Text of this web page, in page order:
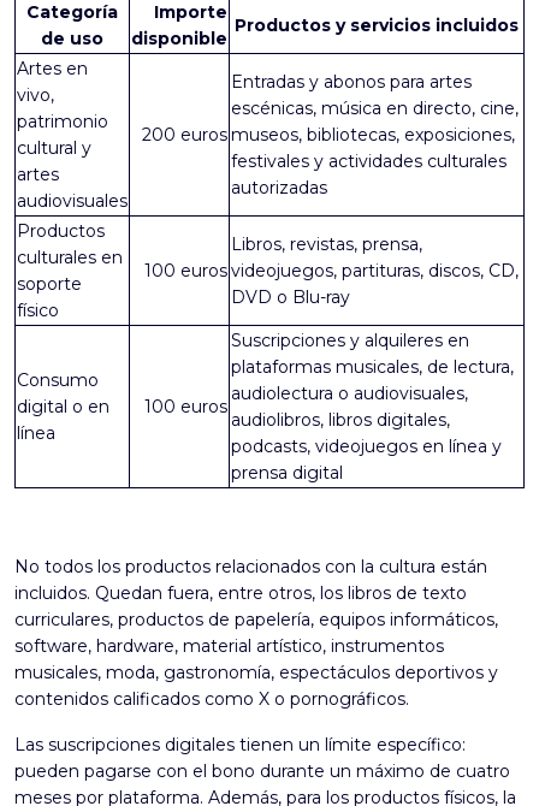
Categoría
de uso
Importe
disponible
Productos y servicios incluidos
Artes en
vivo,
patrimonio
cultural y
artes
audiovisuales
200 euros
Entradas y abonos para artes
escénicas, música en directo, cine,
museos, bibliotecas, exposiciones,
festivales y actividades culturales
autorizadas
Productos
culturales en
soporte
físico
100 euros
Libros, revistas, prensa,
videojuegos, partituras, discos, CD,
DVD o Blu-ray
Consumo
digital o en
línea
100 euros
Suscripciones y alquileres en
plataformas musicales, de lectura,
audiolectura o audiovisuales,
audiolibros, libros digitales,
podcasts, videojuegos en línea y
prensa digital
No todos los productos relacionados con la cultura están
incluidos. Quedan fuera, entre otros, los libros de texto
curriculares, productos de papelería, equipos informáticos,
software, hardware, material artístico, instrumentos
musicales, moda, gastronomía, espectáculos deportivos y
contenidos calificados como X o pornográficos.
Las suscripciones digitales tienen un límite específico:
pueden pagarse con el bono durante un máximo de cuatro
meses por plataforma. Además, para los productos físicos, la